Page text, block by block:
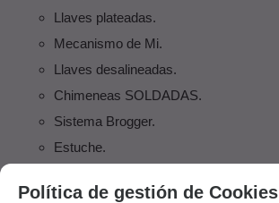
Llaves plateadas.
Mecanismo de Mi.
Llaves desalineadas.
Chimeneas SOLDADAS.
Sistema Brogger.
Estuche.
Política de gestión de Cookies